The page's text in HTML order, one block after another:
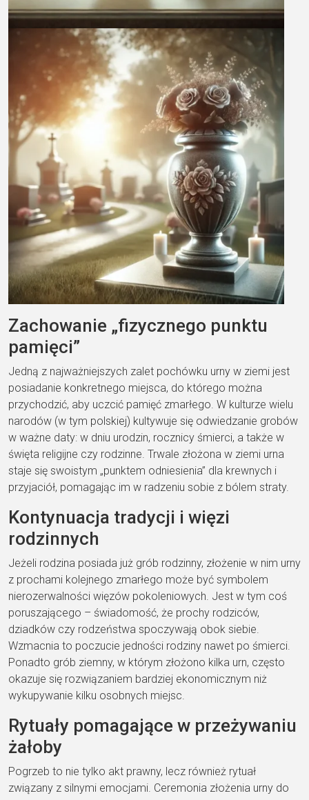
Zachowanie „fizycznego punktu
pamięci”
Jedną z najważniejszych zalet pochówku urny w ziemi jest
posiadanie konkretnego miejsca, do którego można
przychodzić, aby uczcić pamięć zmarłego. W kulturze wielu
narodów (w tym polskiej) kultywuje się odwiedzanie grobów
w ważne daty: w dniu urodzin, rocznicy śmierci, a także w
święta religijne czy rodzinne. Trwale złożona w ziemi urna
staje się swoistym „punktem odniesienia” dla krewnych i
przyjaciół, pomagając im w radzeniu sobie z bólem straty.
Kontynuacja tradycji i więzi
rodzinnych
Jeżeli rodzina posiada już grób rodzinny, złożenie w nim urny
z prochami kolejnego zmarłego może być symbolem
nierozerwalności więzów pokoleniowych. Jest w tym coś
poruszającego – świadomość, że prochy rodziców,
dziadków czy rodzeństwa spoczywają obok siebie.
Wzmacnia to poczucie jedności rodziny nawet po śmierci.
Ponadto grób ziemny, w którym złożono kilka urn, często
okazuje się rozwiązaniem bardziej ekonomicznym niż
wykupywanie kilku osobnych miejsc.
Rytuały pomagające w przeżywaniu
żałoby
Pogrzeb to nie tylko akt prawny, lecz również rytuał
związany z silnymi emocjami. Ceremonia złożenia urny do